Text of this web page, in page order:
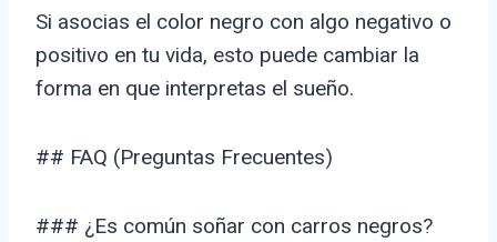
Si asocias el color negro con algo negativo o
positivo en tu vida, esto puede cambiar la
forma en que interpretas el sueño.
## FAQ (Preguntas Frecuentes)
### ¿Es común soñar con carros negros?